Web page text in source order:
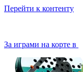
Перейти к контенту
За играми на корте в